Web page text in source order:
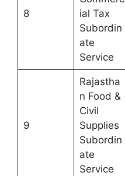
8
ial Tax
Subordin
ate
Service
9
Rajastha
n Food &
Civil
Supplies
Subordin
ate
Service